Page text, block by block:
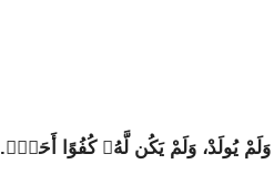
وَلَمْ يُولَدْ، وَلَمْ يَكُن لَّهُۥ كُفُوًا أَحَدٌۢ.